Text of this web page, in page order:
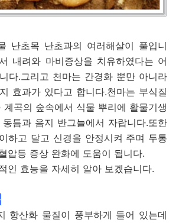
난초목 난초과의 여러해살이 풀입니
내려와 마비증상을 치유하였다는 어
다.그리고 천마는 간경화 뿐만 아니라
효과가 있다고 합니다.천마는 부식질
곡의 숲속에서 식물 뿌리에 활물기생
틈과 음지 반그늘에서 자랍니다.또한
하고 달고 신경을 안정시켜 주며 두통
압등 증상 완화에 도움이 됩니다.
인 효능을 자세히 알아 보겠습니다.
항산화 물질이 풍부하게 들어 있는데